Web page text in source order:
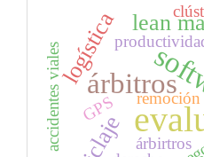
árbitros
logística lean
remoción
árbirtros
GPS
accidentes viales